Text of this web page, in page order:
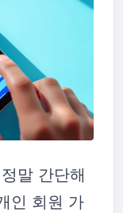
말 간단해
인 회원 가